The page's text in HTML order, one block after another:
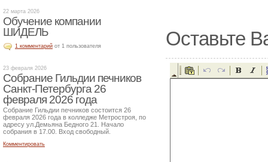
Оставьте
22 марта 2026
Обучение компании
ШИДЕЛЬ
1 комментарий от 1 пользователя
23 февраля 2026
Собрание Гильдии печников
Санкт-Петербурга 26
февраля 2026 года
Собрание Гильдии печников состоится 26
февраля 2026 года в колледже Метростроя, по
адресу ул.Демьяна Бедного 21. Начало
собрания в 17.00. Вход свободный.
Комментировать